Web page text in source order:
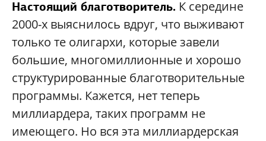
Настоящий благотворитель. К середине
2000-х выяснилось вдруг, что выживают
только те олигархи, которые завели
большие, многомиллионные и хорошо
структурированные благотворительные
программы. Кажется, нет теперь
миллиардера, таких программ не
имеющего. Но вся эта миллиардерская